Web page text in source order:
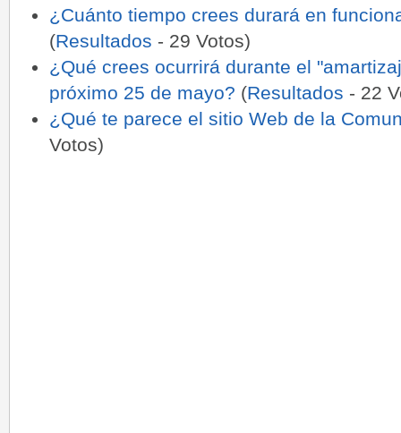
¿Cuánto tiempo crees durará en
(Resultados - 29 Votos)
¿Qué crees ocurrirá durante el
próximo 25 de mayo? (Resultados - 22
¿Qué te parece el sitio Web de la
Votos)